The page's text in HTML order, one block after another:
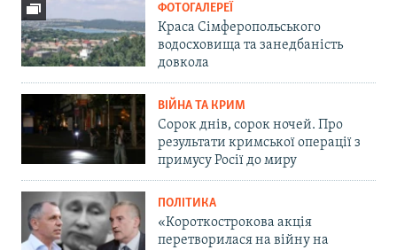
ФОТОГАЛЕРЕЇ
Краса Сімферопольського
водосховища та занедбаність
довкола
ВІЙНА ТА КРИМ
Сорок днів, сорок ночей. Про
результати кримської операції з
примусу Росії до миру
ПОЛІТИКА
«Короткострокова акція
перетворилася на війну на